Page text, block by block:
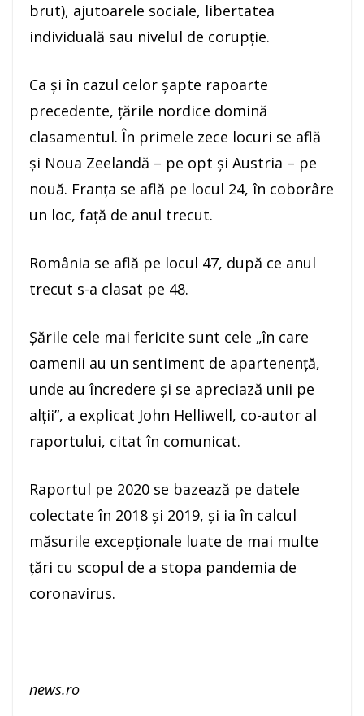
brut), ajutoarele sociale, libertatea
individuală sau nivelul de corupţie.
Ca şi în cazul celor şapte rapoarte
precedente, ţările nordice domină
clasamentul. În primele zece locuri se află
şi Noua Zeelandă – pe opt şi Austria – pe
nouă. Franţa se află pe locul 24, în coborâre
un loc, faţă de anul trecut.
România se află pe locul 47, după ce anul
trecut s-a clasat pe 48.
Şările cele mai fericite sunt cele „în care
oamenii au un sentiment de apartenenţă,
unde au încredere şi se apreciază unii pe
alţii”, a explicat John Helliwell, co-autor al
raportului, citat în comunicat.
Raportul pe 2020 se bazează pe datele
colectate în 2018 şi 2019, şi ia în calcul
măsurile excepţionale luate de mai multe
ţări cu scopul de a stopa pandemia de
coronavirus.
news.ro